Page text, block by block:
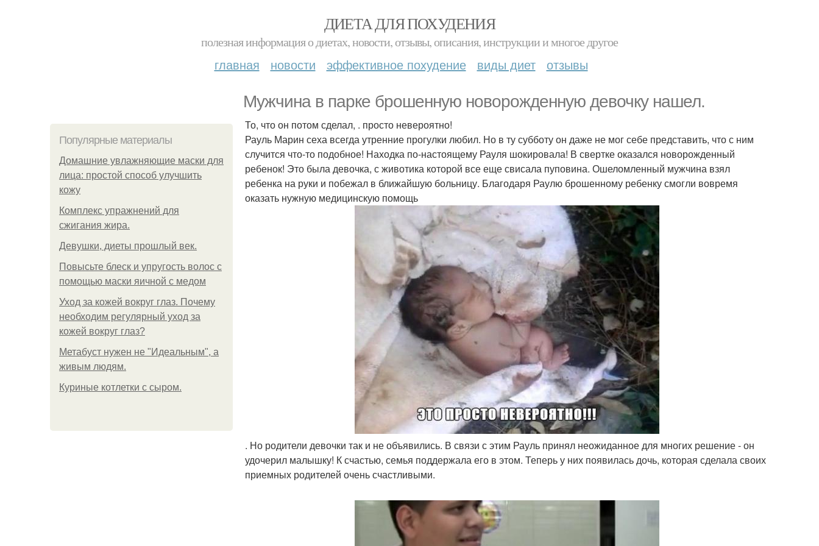
ДИЕТА ДЛЯ ПОХУДЕНИЯ
полезная информация о диетах, новости, отзывы, описания, инструкции и многое другое
главная новости эффективное похудение виды диет отзывы
Мужчина в парке брошенную новорожденную девочку нашел.
Популярные материалы
Домашние увлажняющие маски для
лица: простой способ улучшить
кожу
Комплекс упражнений для
сжигания жира.
Девушки, диеты прошлый век.
Повысьте блеск и упругость волос с
помощью маски яичной с медом
Уход за кожей вокруг глаз. Почему
необходим регулярный уход за
кожей вокруг глаз?
Метабуст нужен не "Идеальным", а
живым людям.
Куриные котлетки с сыром.
То, что он потом сделал, . просто невероятно!
Рауль Марин сеха всегда утренние прогулки любил. Но в ту субботу он даже не мог себе представить, что с ним
случится что-то подобное! Находка по-настоящему Рауля шокировала! В свертке оказался новорожденный
ребенок! Это была девочка, с животика которой все еще свисала пуповина. Ошеломленный мужчина взял
ребенка на руки и побежал в ближайшую больницу. Благодаря Раулю брошенному ребенку смогли вовремя
оказать нужную медицинскую помощь
. Но родители девочки так и не объявились. В связи с этим Рауль принял неожиданное для многих решение - он
удочерил малышку! К счастью, семья поддержала его в этом. Теперь у них появилась дочь, которая сделала своих
приемных родителей очень счастливыми.